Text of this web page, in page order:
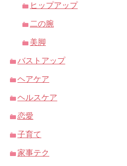
ヒップアップ
二の腕
美脚
バストアップ
ヘアケア
ヘルスケア
恋愛
子育て
家事テク